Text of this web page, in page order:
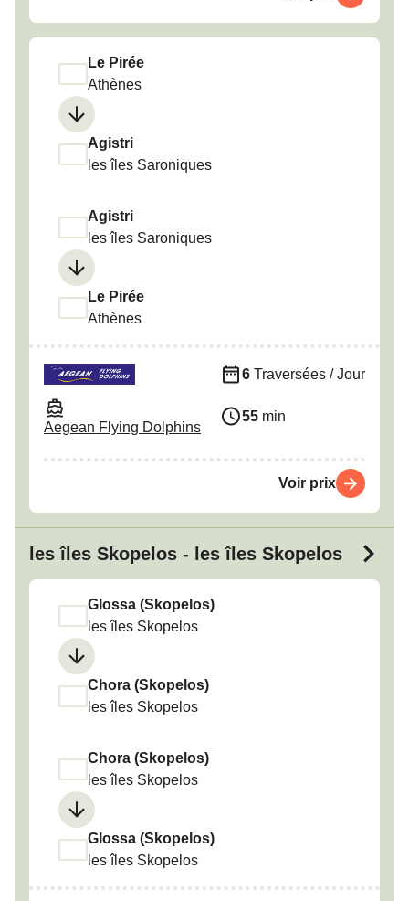
Le Pirée
Athènes
Agistri
les îles Saroniques
Agistri
les îles Saroniques
Le Pirée
Athènes
Aegean Flying Dolphins
6 Traversées / Jour
55 min
Voir prix
les îles Skopelos - les îles Skopelos
Glossa (Skopelos)
les îles Skopelos
Chora (Skopelos)
les îles Skopelos
Chora (Skopelos)
les îles Skopelos
Glossa (Skopelos)
les îles Skopelos